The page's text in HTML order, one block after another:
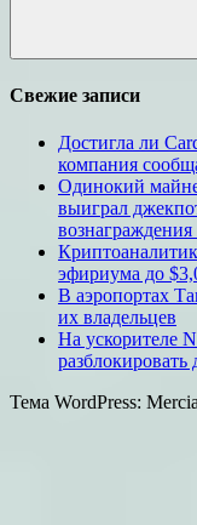
Свежие записи
Достигла ли
компания
Одинокий
выиграл
вознаграждения
эфириума до
В аэропортах
их владельцев
На ускорителе
Тема WordPress: